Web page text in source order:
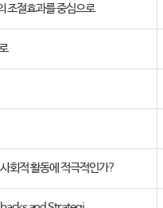
조절효과를 중심으로
회적 활동에 적극적인가?